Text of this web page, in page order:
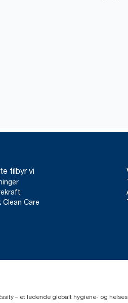
tilbyr vi
Clean Care
– et ledende globalt hygiene- og